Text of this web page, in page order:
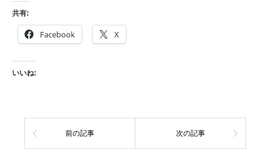
共有:
Facebook X
いいね:
前の記事 次の記事